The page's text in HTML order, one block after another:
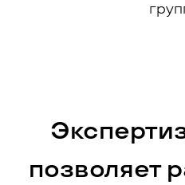
позволяет